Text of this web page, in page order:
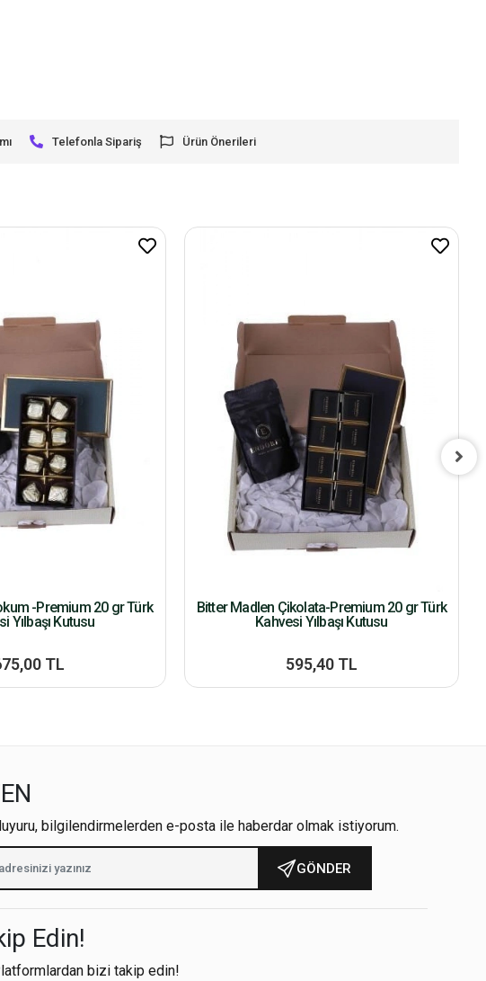
Telefonla Sipariş Ürün Önerileri
-Premium 20 gr Türk
Yılbaşı Kutusu
TL
Bitter Madlen Çikolata-Premium 20 gr Türk
Kahvesi Yılbaşı Kutusu
595,40 TL
bilgilendirmelerden e-posta ile haberdar olmak istiyorum.
GÖNDER
Edin!
bizi takip edin!